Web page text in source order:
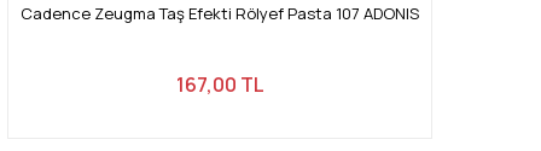
Cadence Zeugma Taş Efekti Rölyef Pasta 107 ADONIS
167,00 TL